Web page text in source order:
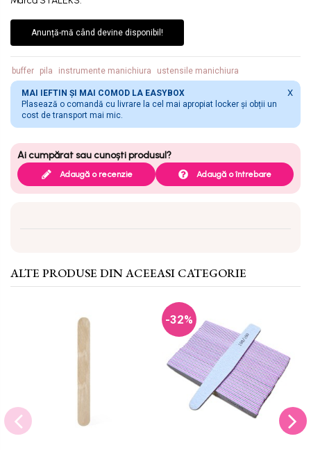
Anunță-mă când devine disponibil!
buffer pila instrumente manichiura ustensile manichiura
MAI IEFTIN ȘI MAI COMOD LA EASYBOX
Plasează o comandă cu livrare la cel mai apropiat locker și obții un
cost de transport mai mic.
X
Adaugă o recenzie Adaugă o întrebare
ALTE PRODUSE DIN ACEEASI CATEGORIE
-32%